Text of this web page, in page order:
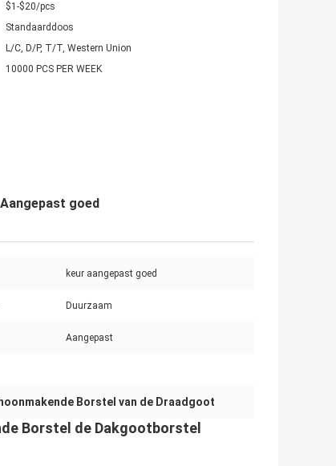
$1-$20/pcs
Standaarddoos
L/C, D/P, T/T, Western Union
10000 PCS PER WEEK
goed
keur aangepast goed
Duurzaam
Aangepast
Borstel van de Draadgoot
Borstel de Dakgootborstel